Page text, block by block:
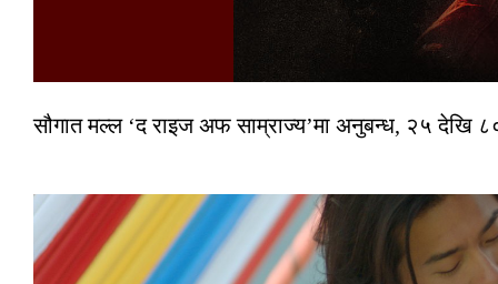
सौगात मल्ल ‘द राइज अफ साम्राज्य’मा अनुबन्ध, २५ देखि